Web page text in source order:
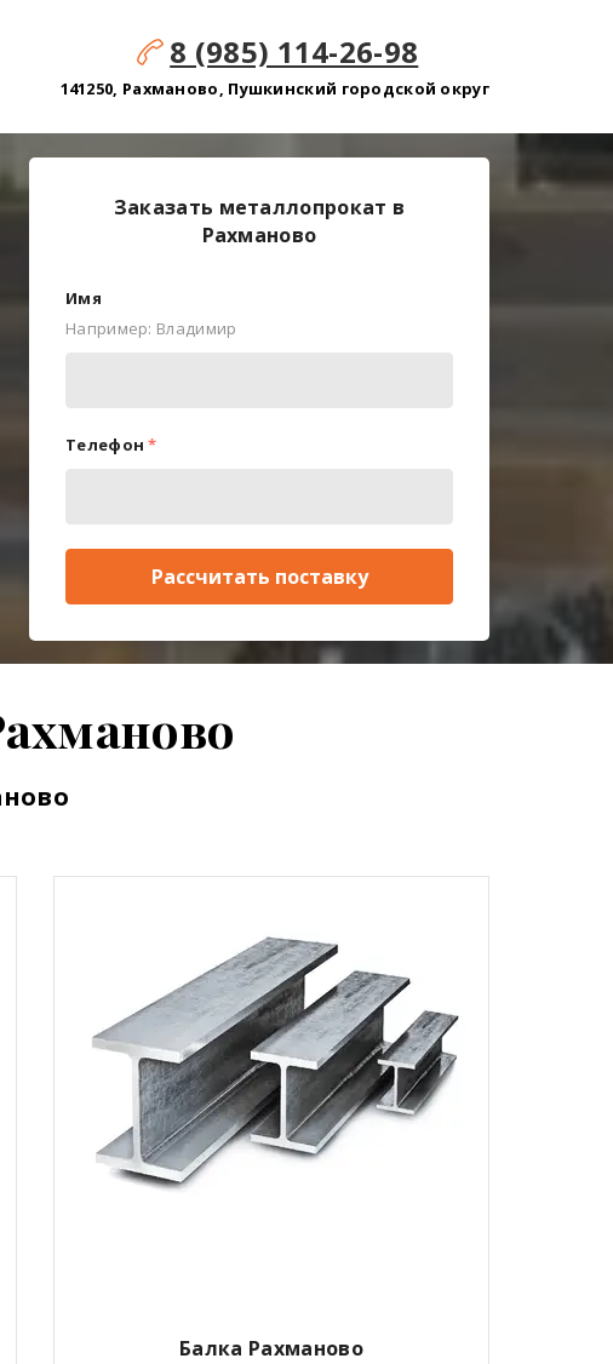
8 (985) 114-26-98
141250, Рахманово, Пушкинский городской округ
Заказать металлопрокат в
Рахманово
Имя
Например: Владимир
Телефон *
Рассчитать поставку
Балка Рахманово